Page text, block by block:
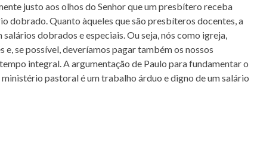
justo aos olhos do Senhor que um presbítero receba
dobrado. Quanto àqueles que são presbíteros docentes, a
dobrados e especiais. Ou seja, nós como igreja,
se possível, deveríamos pagar também os nossos
integral. A argumentação de Paulo para fundamentar o
pastoral é um trabalho árduo e digno de um salário